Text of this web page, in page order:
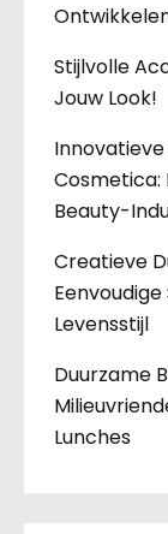
Stijlvolle
Jouw Look!
Cosmetica:
Beauty-
Creatieve
Levensstijl
Duurzame
Lunches